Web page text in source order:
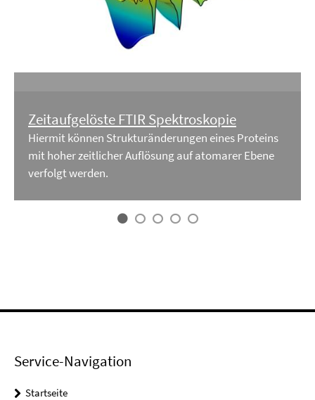
Zeitaufgelöste FTIR Spektroskopie
Hiermit können Strukturänderungen eines Proteins
mit hoher zeitlicher Auflösung auf atomarer Ebene
verfolgt werden.
Service-Navigation
Startseite